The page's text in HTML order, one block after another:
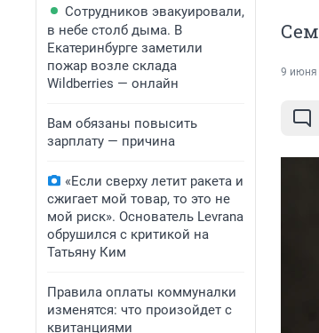
Сотрудников эвакуировали,
в небе столб дыма. В
Екатеринбурге заметили
пожар возле склада
Wildberries — онлайн
Вам обязаны повысить
зарплату — причина
«Если сверху летит ракета и
сжигает мой товар, то это не
мой риск». Основатель Levrana
обрушился с критикой на
Татьяну Ким
Правила оплаты коммуналки
изменятся: что произойдет с
квитанциями
9 июня